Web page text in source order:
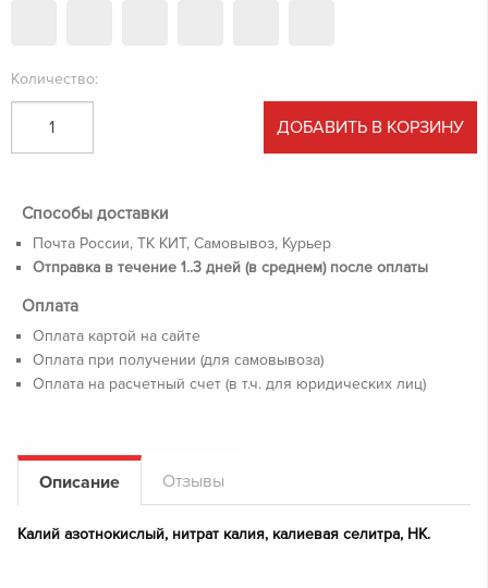
Количество:
ДОБАВИТЬ В КОРЗИНУ
Способы доставки
Почта России, ТК КИТ, Самовывоз, Курьер
Отправка в течение 1..3 дней (в среднем) после оплаты
Оплата
Оплата картой на сайте
Оплата при получении (для самовывоза)
Оплата на расчетный счет (в т.ч. для юридических лиц)
Описание Отзывы
Калий азотнокислый, нитрат калия, калиевая селитра, НК.